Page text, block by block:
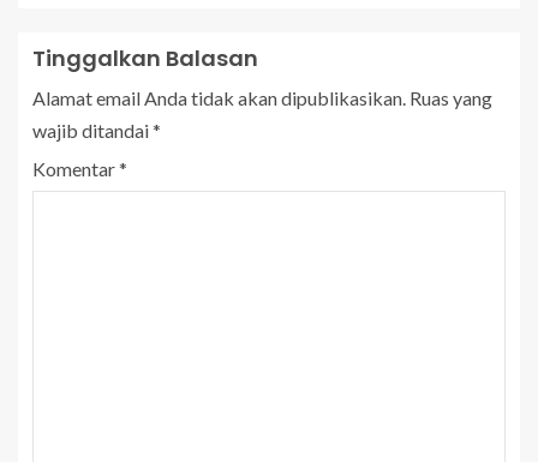
Tinggalkan Balasan
Alamat email Anda tidak akan dipublikasikan. Ruas yang
wajib ditandai*
Komentar*